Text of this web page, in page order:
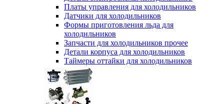
Платы управления для холодильников
Датчики для холодильников
Формы приготовления льда для
холодильников
Запчасти для холодильников прочее
Детали корпуса для холодильников
Таймеры оттайки для холодильников